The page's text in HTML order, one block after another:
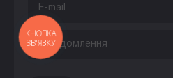
КНОПКА
ЗВ'ЯЗКУ